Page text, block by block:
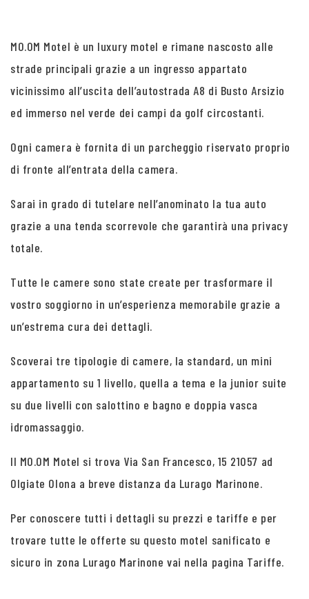
MO.OM Motel è un luxury motel e rimane nascosto alle
strade principali grazie a un ingresso appartato
vicinissimo all’uscita dell’autostrada A8 di Busto Arsizio
ed immerso nel verde dei campi da golf circostanti.
Ogni camera è fornita di un parcheggio riservato proprio
di fronte all’entrata della camera.
Sarai in grado di tutelare nell’anominato la tua auto
grazie a una tenda scorrevole che garantirà una privacy
totale.
Tutte le camere sono state create per trasformare il
vostro soggiorno in un’esperienza memorabile grazie a
un’estrema cura dei dettagli.
Scoverai tre tipologie di camere, la standard, un mini
appartamento su 1 livello, quella a tema e la junior suite
su due livelli con salottino e bagno e doppia vasca
idromassaggio.
Il MO.OM Motel si trova Via San Francesco, 15 21057 ad
Olgiate Olona a breve distanza da Lurago Marinone.
Per conoscere tutti i dettagli su prezzi e tariffe e per
trovare tutte le offerte su questo motel sanificato e
sicuro in zona Lurago Marinone vai nella pagina Tariffe.